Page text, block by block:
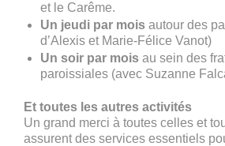
et le Carême.
Un jeudi par moisautour des
d’Alexis et Marie-Félice Vanot)
Un soir par moisau sein des
paroissiales (avec Suzanne
Et toutes les autres activités
Un grand merci à toutes celles et
assurent des services essentiels